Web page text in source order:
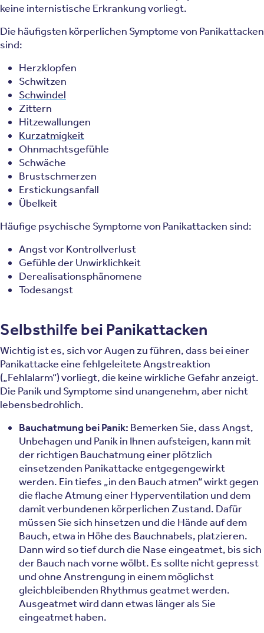
keine internistische Erkrankung vorliegt.
Die häufigsten körperlichen Symptome von Panikattacken
sind:
Herzklopfen
Schwitzen
Schwindel
Zittern
Hitzewallungen
Kurzatmigkeit
Ohnmachtsgefühle
Schwäche
Brustschmerzen
Erstickungsanfall
Übelkeit
Häufige psychische Symptome von Panikattacken sind:
Angst vor Kontrollverlust
Gefühle der Unwirklichkeit
Derealisationsphänomene
Todesangst
Selbsthilfe bei Panikattacken
Wichtig ist es, sich vor Augen zu führen, dass bei einer
Panikattacke eine fehlgeleitete Angstreaktion
(„Fehlalarm“) vorliegt, die keine wirkliche Gefahr anzeigt.
Die Panik und Symptome sind unangenehm, aber nicht
lebensbedrohlich.
Bauchatmung bei Panik: Bemerken Sie, dass Angst,
Unbehagen und Panik in Ihnen aufsteigen, kann mit
der richtigen Bauchatmung einer plötzlich
einsetzenden Panikattacke entgegengewirkt
werden. Ein tiefes „in den Bauch atmen“ wirkt gegen
die flache Atmung einer Hyperventilation und dem
damit verbundenen körperlichen Zustand. Dafür
müssen Sie sich hinsetzen und die Hände auf dem
Bauch, etwa in Höhe des Bauchnabels, platzieren.
Dann wird so tief durch die Nase eingeatmet, bis sich
der Bauch nach vorne wölbt. Es sollte nicht gepresst
und ohne Anstrengung in einem möglichst
gleichbleibenden Rhythmus geatmet werden.
Ausgeatmet wird dann etwas länger als Sie
eingeatmet haben.